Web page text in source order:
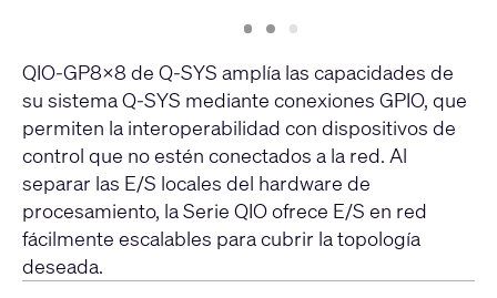
Slide
1 Slide
2 Slide
3
QIO-GP8x8 de Q-SYS amplía las capacidades de
su sistema Q-SYS mediante conexiones GPIO, que
permiten la interoperabilidad con dispositivos de
control que no estén conectados a la red. Al
separar las E/S locales del hardware de
procesamiento, la Serie QIO ofrece E/S en red
fácilmente escalables para cubrir la topología
deseada.